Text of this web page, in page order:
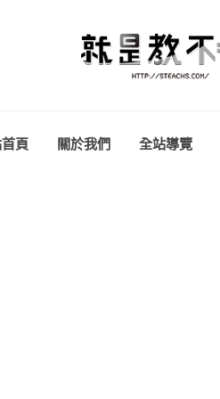
頁 關於我們 全站導覽